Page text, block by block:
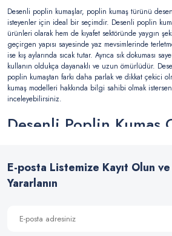
Desenli poplin kumaşlar, poplin kumaş türünü
isteyenler için ideal bir seçimdir. Desenli poplin
ürünleri olarak hem de kıyafet sektöründe yaygın
geçirgen yapısı sayesinde yaz mevsimlerinde
ise kış aylarında sıcak tutar. Ayrıca sık dokuması
kullanın oldukça dayanaklı ve uzun ömürlüdür.
poplin kumaştan farkı daha parlak ve dikkat çekici
kumaş modelleri hakkında bilgi sahibi olmak
inceleyebilirsiniz.
Desenli Poplin Kumaş
Desenli poplin kumaş çeşitleri, birçok farklı
başlıca;
Nevresim takımı kumaşı
Pijama kumaşı
E-posta Listemize Kayıt Olun
Yararlanın